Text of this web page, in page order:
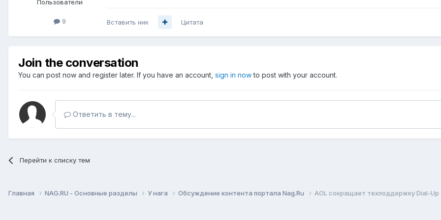
Пользователи
9 Вставить ник Цитата
Join the conversation
You can post now and register later. If you have an account, sign in nowto post with your account.
Ответить в тему...
Перейти к списку тем
Главная NAG.RU - Основные разделы У нага Обсуждение контента портала Nag.Ru AOL сокращает техподдержку Dial-Up